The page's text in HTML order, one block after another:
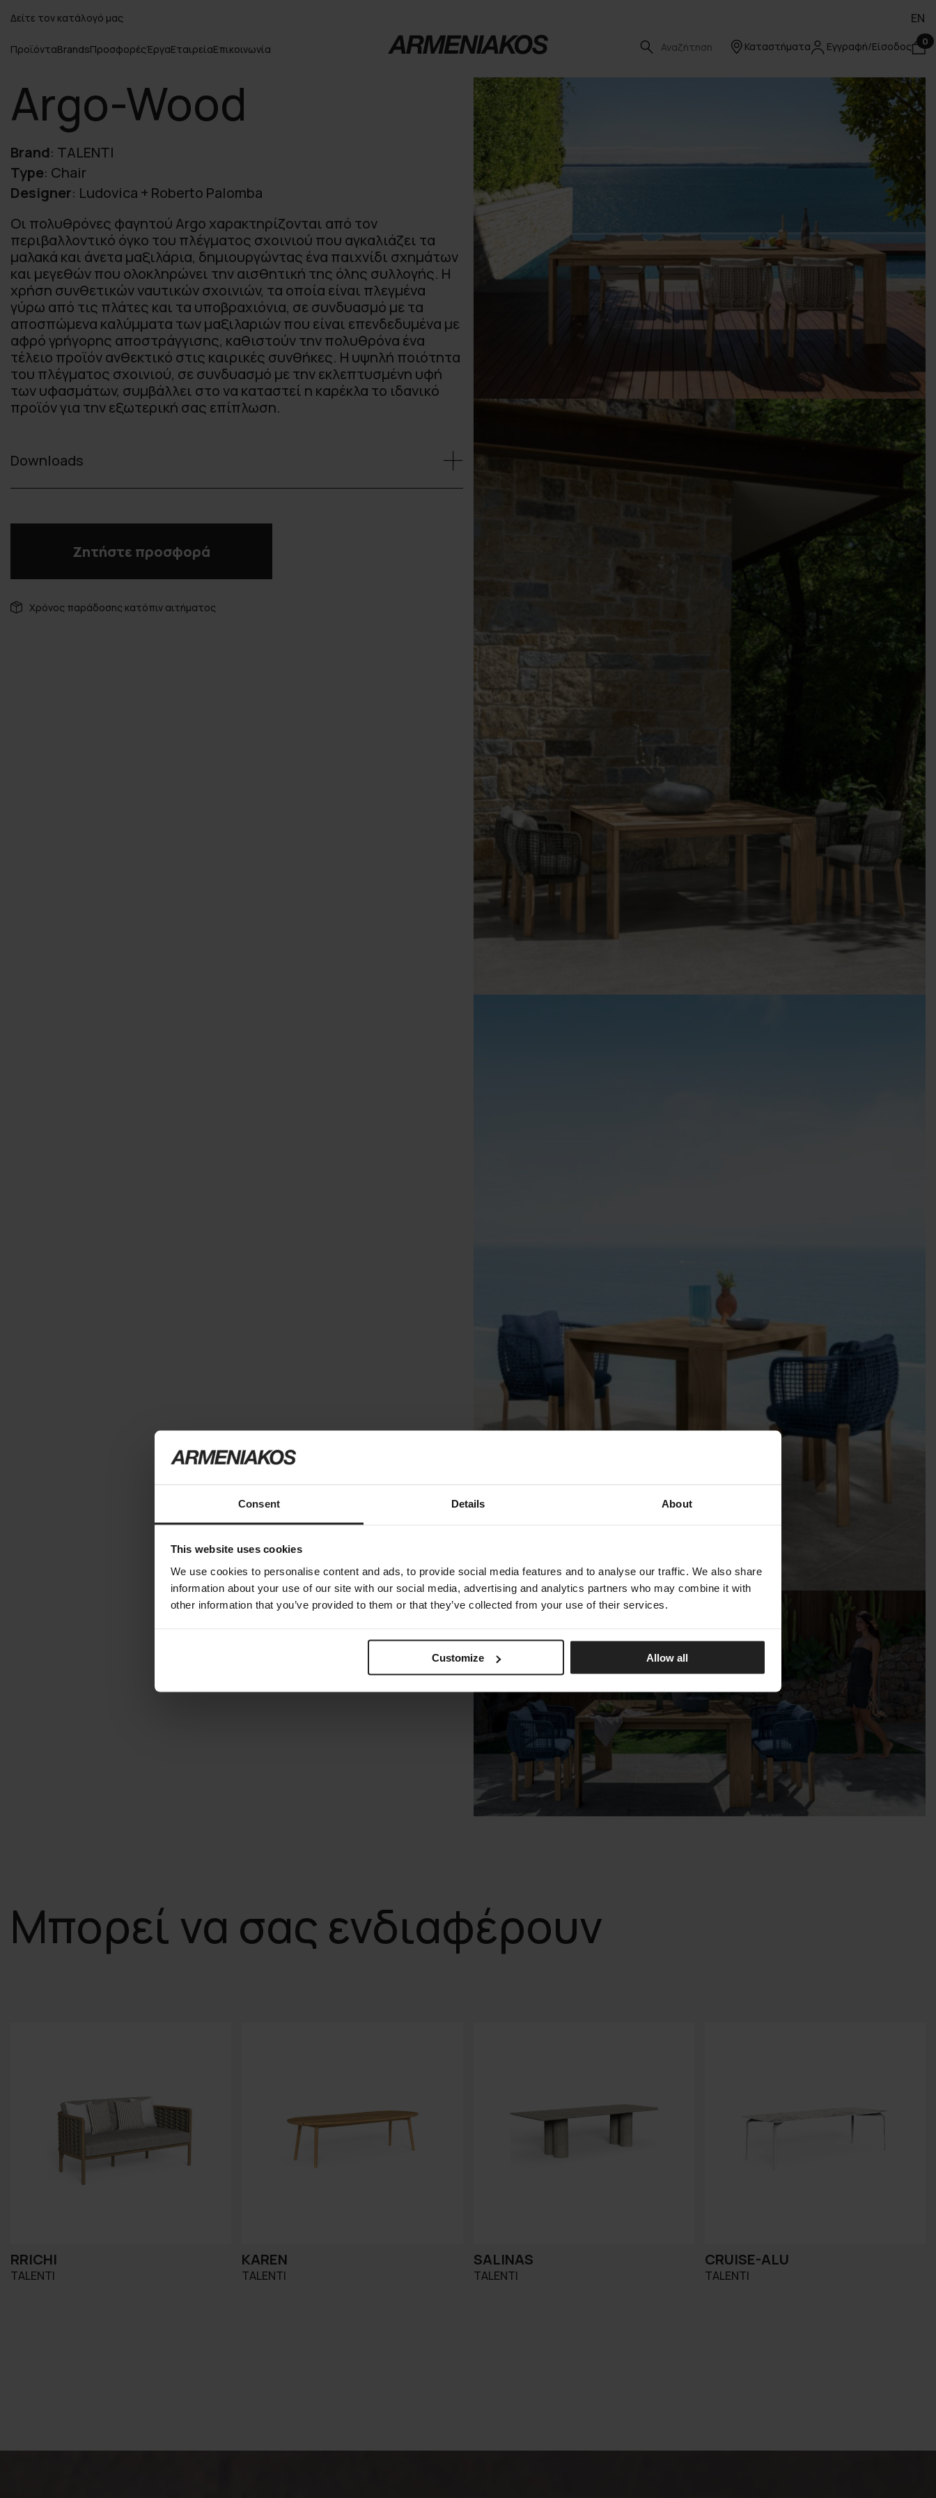
Consent Details About
This website uses cookies
We use cookies to personalise content and ads, to provide social media features and to analyse our traffic. We also share
information about your use of our site with our social media, advertising and analytics partners who may combine it with
other information that you’ve provided to them or that they’ve collected from your use of their services.
Customize Allow all
Δείτε τον κατάλογό μας EN
ΠροϊόνταBrandsΠροσφορέςΈργαΕταιρείαΕπικοινωνία Καταστήματα Εγγραφή/Είσοδος 0
Argo-Wood
Brand: TALENTI
Type: Chair
Designer: Ludovica + Roberto Palomba
Οι πολυθρόνες φαγητού Argo χαρακτηρίζονται από τον
περιβαλλοντικό όγκο του πλέγματος σχοινιού που αγκαλιάζει τα
μαλακά και άνετα μαξιλάρια, δημιουργώντας ένα παιχνίδι σχημάτων
και μεγεθών που ολοκληρώνει την αισθητική της όλης συλλογής. Η
χρήση συνθετικών ναυτικών σχοινιών, τα οποία είναι πλεγμένα
γύρω από τις πλάτες και τα υποβραχιόνια, σε συνδυασμό με τα
αποσπώμενα καλύμματα των μαξιλαριών που είναι επενδεδυμένα με
αφρό γρήγορης αποστράγγισης, καθιστούν την πολυθρόνα ένα
τέλειο προϊόν ανθεκτικό στις καιρικές συνθήκες. Η υψηλή ποιότητα
του πλέγματος σχοινιού, σε συνδυασμό με την εκλεπτυσμένη υφή
των υφασμάτων, συμβάλλει στο να καταστεί η καρέκλα το ιδανικό
προϊόν για την εξωτερική σας επίπλωση.
Downloads
Ζητήστε προσφορά
Χρόνος παράδοσης κατόπιν αιτήματος
Μπορεί να σας ενδιαφέρουν
RRICHI
TALENTI
KAREN
TALENTI
SALINAS
TALENTI
CRUISE-ALU
TALENTI